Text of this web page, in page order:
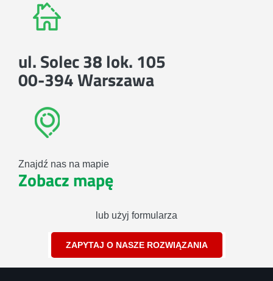
ul. Solec 38 lok. 105
00-394 Warszawa
Znajdź nas na mapie
Zobacz mapę
lub użyj formularza
ZAPYTAJ O NASZE ROZWIĄZANIA